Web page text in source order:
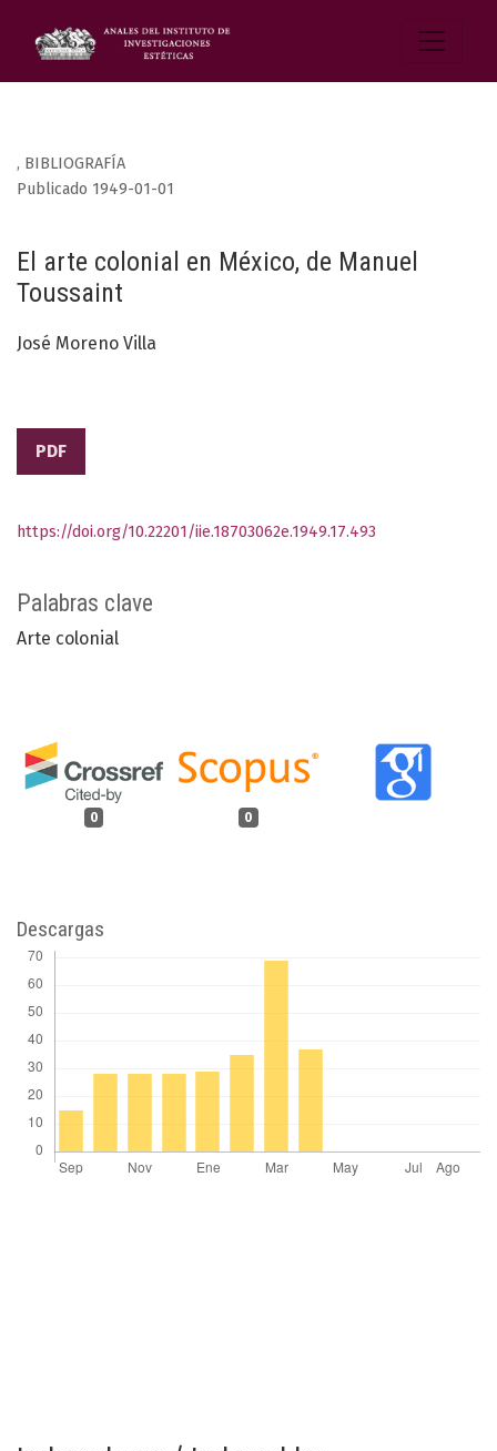
, BIBLIOGRAFÍA
El arte colonial en México, de Manuel
Toussaint
Publicado 1949-01-01
José Moreno Villa
PDF
Palabras clave
Arte colonial
0 0
https://doi.org/10.22201/iie.18703062e.1949.17.493
Descargas